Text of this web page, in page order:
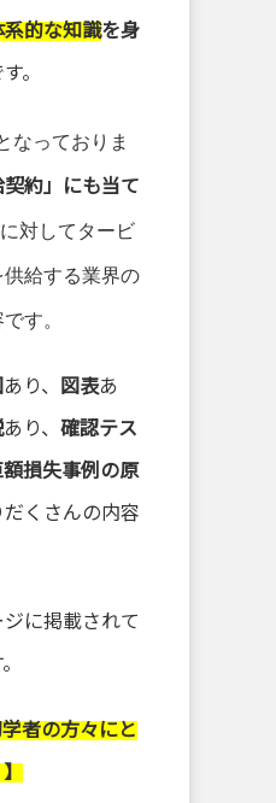
系的な知識を身
。
なっておりま
約」にも当て
対してタービ
給する業界の
す。
あり、 図表あ
あり、 確認テス
損失事例の原
くさんの内容
に掲載されて
者の方々にと